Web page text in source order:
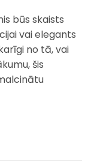
būs skaists
vai elegants
no tā, vai
šis